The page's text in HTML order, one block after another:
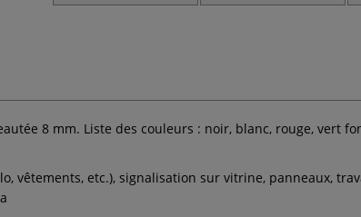
8 mm. Liste des couleurs : noir, blanc, rouge, vert
vêtements, etc.), signalisation sur vitrine, panneaux,